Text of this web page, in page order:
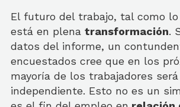
El futuro del trabajo, tal como lo
está en plena transformación.
datos del informe, un
encuestados cree que en los
mayoría de los trabajadores será
independiente. Esto no es un